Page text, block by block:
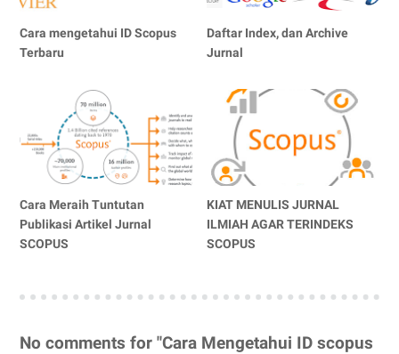
Cara mengetahui ID Scopus
Terbaru
Daftar Index, dan Archive
Jurnal
Cara Meraih Tuntutan
Publikasi Artikel Jurnal
SCOPUS
KIAT MENULIS JURNAL
ILMIAH AGAR TERINDEKS
SCOPUS
No comments for "Cara Mengetahui ID scopus